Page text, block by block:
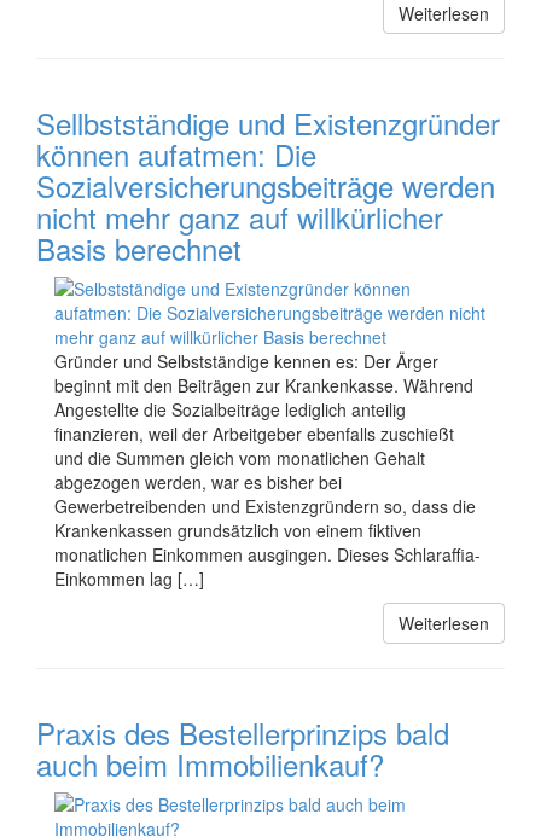
Weiterlesen
Sellbstständige und Existenzgründer
können aufatmen: Die
Sozialversicherungsbeiträge werden
nicht mehr ganz auf willkürlicher
Basis berechnet
Gründer und Selbstständige kennen es: Der Ärger
beginnt mit den Beiträgen zur Krankenkasse. Während
Angestellte die Sozialbeiträge lediglich anteilig
finanzieren, weil der Arbeitgeber ebenfalls zuschießt
und die Summen gleich vom monatlichen Gehalt
abgezogen werden, war es bisher bei
Gewerbetreibenden und Existenzgründern so, dass die
Krankenkassen grundsätzlich von einem fiktiven
monatlichen Einkommen ausgingen. Dieses Schlaraffia-
Einkommen lag […]
Weiterlesen
Praxis des Bestellerprinzips bald
auch beim Immobilienkauf?